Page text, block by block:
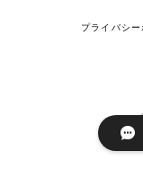
プライバシー